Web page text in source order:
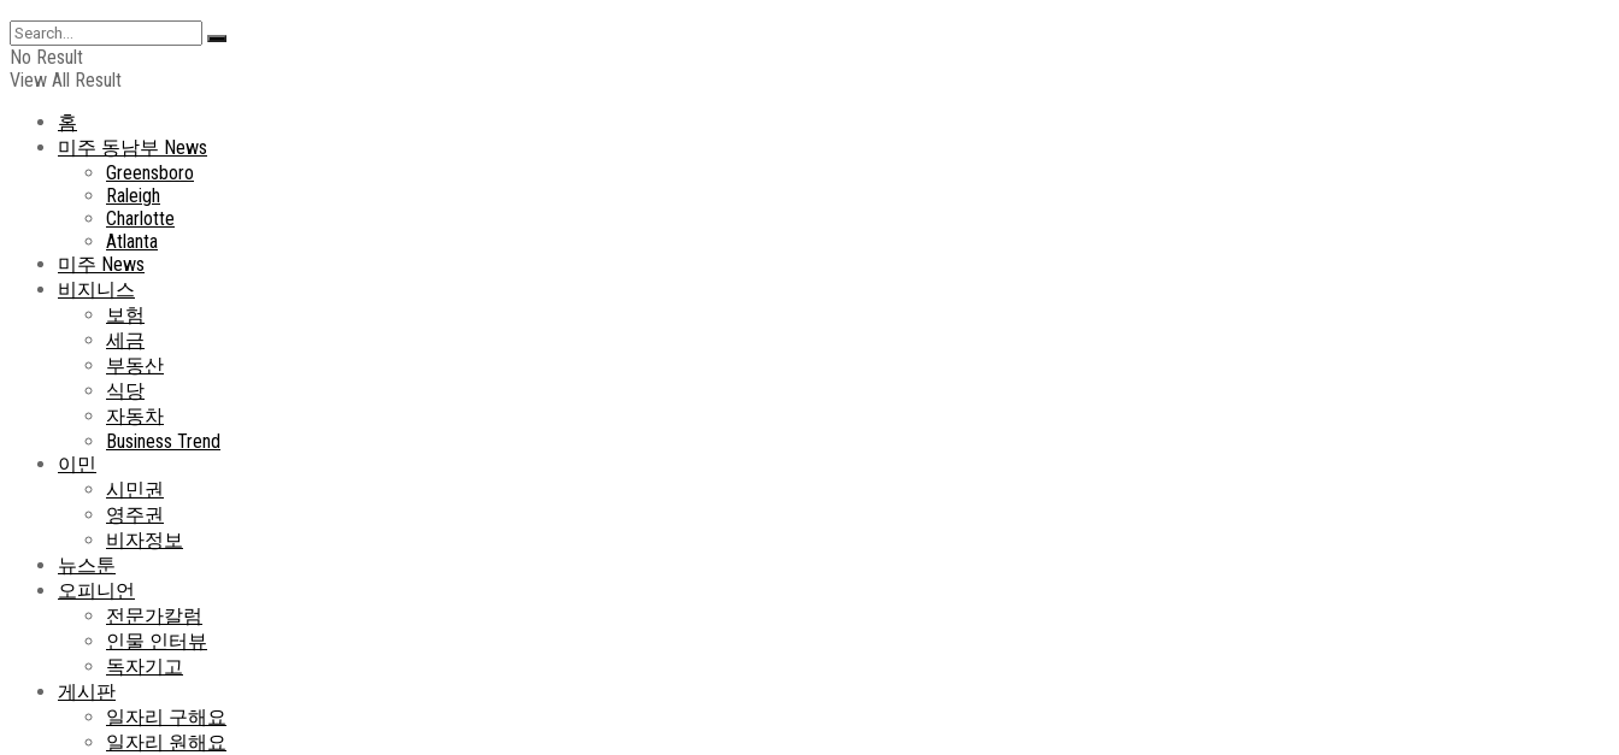
No Result
View All Result
홈
미주 동남부 News
Greensboro
Raleigh
Charlotte
Atlanta
미주 News
비지니스
보험
세금
부동산
식당
자동차
Business Trend
이민
시민권
영주권
비자정보
뉴스툰
오피니언
전문가칼럼
인물 인터뷰
독자기고
게시판
일자리 구해요
일자리 원해요